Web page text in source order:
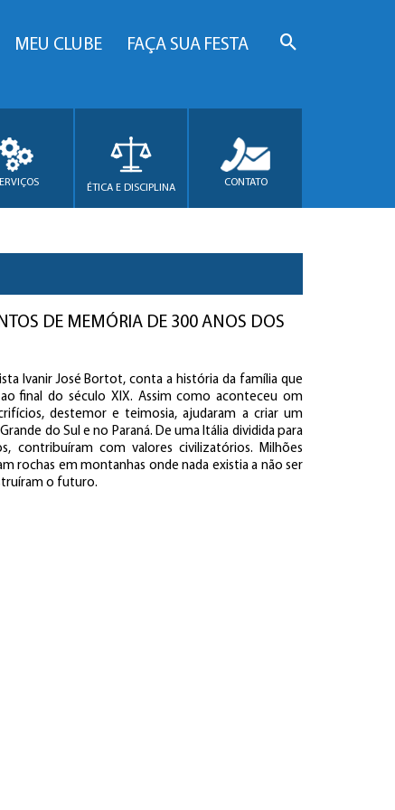
MEU CLUBE FAÇA SUA FESTA
ÉTICA E DISCIPLINA CONTATO
DE MEMÓRIA DE 300 ANOS DOS
Ivanir José Bortot, conta a história da família que
final do século XIX. Assim como aconteceu om
destemor e teimosia, ajudaram a criar um
do Sul e no Paraná. De uma Itália dividida para
contribuíram com valores civilizatórios. Milhões
rochas em montanhas onde nada existia a não ser
o futuro.